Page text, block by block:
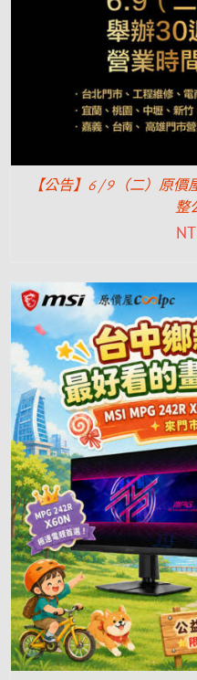
【公告】6/9（二）原價
整